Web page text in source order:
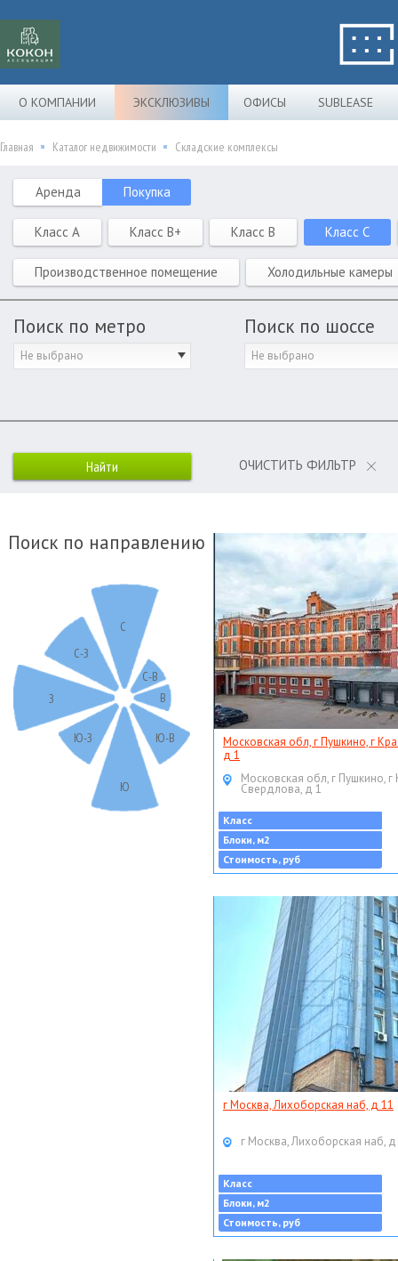
О КОМПАНИИ ЭКСКЛЮЗИВЫ ОФИСЫ SUBLEASE
Главная Каталог недвижимости Складские комплексы
Аренда Покупка
Класс A Класс B+ Класс B Класс C
Производственное помещение Холодильные камеры
Поиск по метро
Не выбрано
Поиск по шоссе
Не выбрано
ОЧИСТИТЬ ФИЛЬТР
Поиск по направлению
С
С-В
В
Ю-В
Ю
Ю-З
З
С-З
Московская обл, г Пушкино, г
д 1
Московская обл, г Пушкино, г
Свердлова, д 1
Класс
Блоки, м2
Стоимость, руб
г Москва, Лихоборская наб, д 11
г Москва, Лихоборская наб,
Класс
Блоки, м2
Стоимость, руб